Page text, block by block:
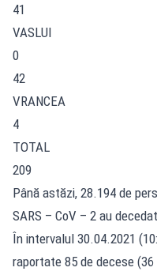
41
VASLUI
0
42
VRANCEA
4
TOTAL
209
Până astăzi, 28.194 de
SARS – CoV – 2 au
În intervalul 30.04.2021
raportate 85 de decese